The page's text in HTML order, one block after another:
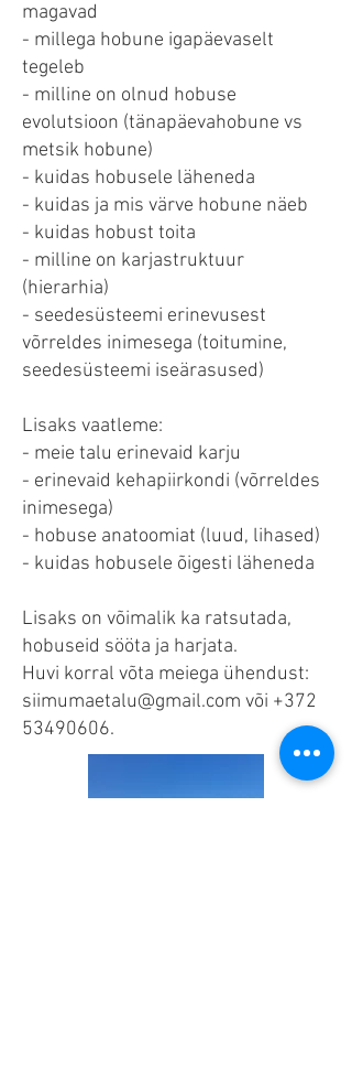
magavad
- millega hobune igapäevaselt
tegeleb
- milline on olnud hobuse
evolutsioon (tänapäevahobune vs
metsik hobune)
- kuidas hobusele läheneda
- kuidas ja mis värve hobune näeb
- kuidas hobust toita
- milline on karjastruktuur
(hierarhia)
- seedesüsteemi erinevusest
võrreldes inimesega (toitumine,
seedesüsteemi iseärasused)
Lisaks vaatleme:
- meie talu erinevaid karju
- erinevaid kehapiirkondi (võrreldes
inimesega)
- hobuse anatoomiat (luud, lihased)
- kuidas hobusele õigesti läheneda
Lisaks on võimalik ka ratsutada,
hobuseid sööta ja harjata.
Huvi korral võta meiega ühendust:
siimumaetalu@gmail.com või +372
53490606.